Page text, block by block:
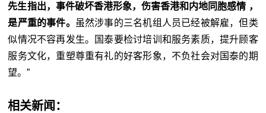
先生指出，事件破坏香港形象，伤害香港和内地同胞感情 ，
是严重的事件。
虽然涉事的三名机组人员已经被解雇，但类
似情况不容再发生。国泰要检讨培训和服务素质，提升顾客
服务文化，重塑尊重有礼的好客形象，不负社会对国泰的期
望。”
相关新闻：